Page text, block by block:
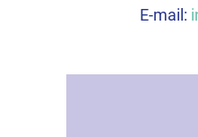
E-mail: